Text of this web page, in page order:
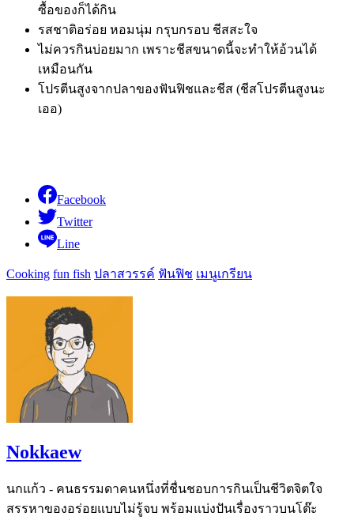
ซื้อของก็ได้กิน
รสชาติอร่อย หอมนุ่ม กรุบกรอบ ชีสสะใจ
ไม่ควรกินบ่อยมาก เพราะชีสขนาดนี้จะทำให้อ้วนได้
เหมือนกัน
โปรตีนสูงจากปลาของฟันฟิชและชีส (ชีสโปรตีนสูงนะ
เออ)
Facebook
Twitter
Line
Cooking fun fish ปลาสวรรค์ ฟันฟิช เมนูเกรียน
Nokkaew
นกแก้ว - คนธรรมดาคนหนึ่งที่ชื่นชอบการกินเป็นชีวิตจิตใจ
สรรหาของอร่อยแบบไม่รู้จบ พร้อมแบ่งปันเรื่องราวบนโต๊ะ